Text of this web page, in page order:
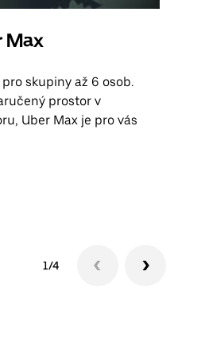
Max
skupiny až 6 osob.
prostor v
Uber Max je pro vás
1/4